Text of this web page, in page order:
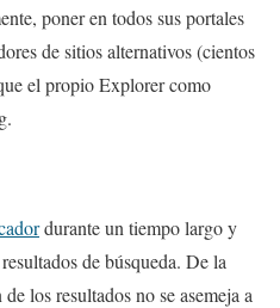
poner en todos sus portales
de sitios alternativos (cientos
el propio Explorer como
durante un tiempo largo y
de búsqueda. De la
los resultados no se asemeja a